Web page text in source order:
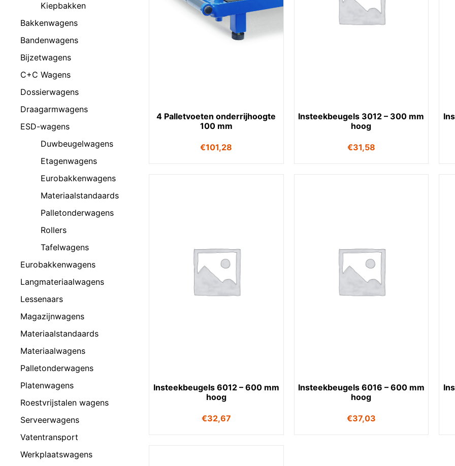
Kiepbakken
Bakkenwagens
Bandenwagens
Bijzetwagens
C+C Wagens
Dossierwagens
Draagarmwagens
ESD-wagens
Duwbeugelwagens
Etagenwagens
Eurobakkenwagens
Materiaalstandaards
Palletonderwagens
Rollers
Tafelwagens
Eurobakkenwagens
Langmateriaalwagens
Lessenaars
Magazijnwagens
Materiaalstandaards
Materiaalwagens
Palletonderwagens
Platenwagens
Roestvrijstalen wagens
Serveerwagens
Vatentransport
Werkplaatswagens
4 Palletvoeten onderrijhoogte
100 mm
€101,28
Insteekbeugels 3012 – 300 mm
hoog
€31,58
Insteekbeugels 6012 – 600 mm
hoog
€32,67
Insteekbeugels 6016 – 600 mm
hoog
€37,03